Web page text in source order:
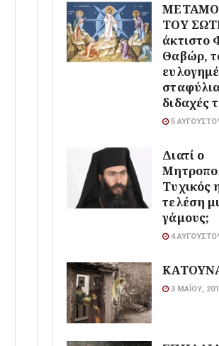
ΤΟΥ
άκτιστο
Θαβώρ,
διδαχές
5
Διατί ο
Τυχικός
τελέση
γάμους;
4
3 ΜΑΪ́ΟΥ,